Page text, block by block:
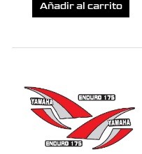
Añadir al carrito